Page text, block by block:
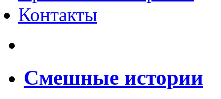
Контакты
Смешные истории